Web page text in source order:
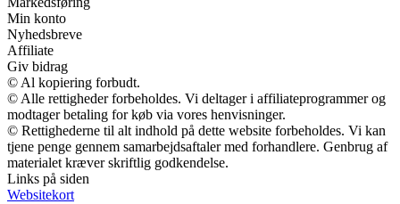
Min konto
Nyhedsbreve
Affiliate
Giv bidrag
© Al kopiering forbudt.
© Alle rettigheder forbeholdes. Vi deltager i affiliateprogrammer og
modtager betaling for køb via vores henvisninger.
© Rettighederne til alt indhold på dette website forbeholdes. Vi kan
tjene penge gennem samarbejdsaftaler med forhandlere. Genbrug af
materialet kræver skriftlig godkendelse.
Links på siden
Websitekort